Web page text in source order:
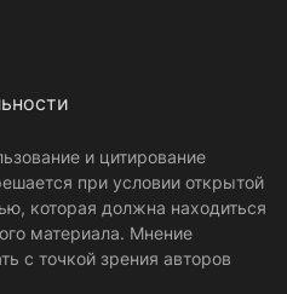
и цитирование
при условии открытой
которая должна находиться
материала. Мнение
с точкой зрения авторов